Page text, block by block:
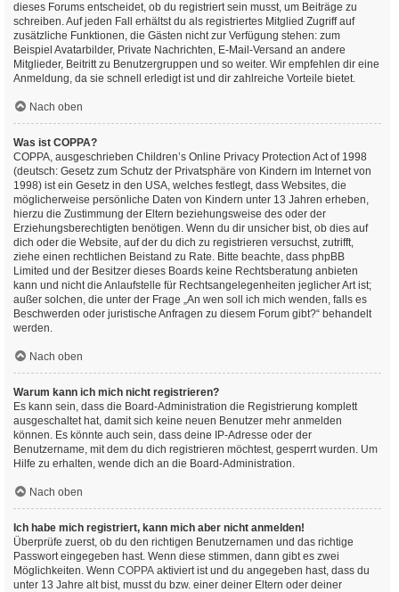
dieses Forums entscheidet, ob du registriert sein musst, um Beiträge zu
schreiben. Auf jeden Fall erhältst du als registriertes Mitglied Zugriff auf
zusätzliche Funktionen, die Gästen nicht zur Verfügung stehen: zum
Beispiel Avatarbilder, Private Nachrichten, E-Mail-Versand an andere
Mitglieder, Beitritt zu Benutzergruppen und so weiter. Wir empfehlen dir eine
Anmeldung, da sie schnell erledigt ist und dir zahlreiche Vorteile bietet.
Nach oben
Was ist COPPA?
COPPA, ausgeschrieben Children’s Online Privacy Protection Act of 1998
(deutsch: Gesetz zum Schutz der Privatsphäre von Kindern im Internet von
1998) ist ein Gesetz in den USA, welches festlegt, dass Websites, die
möglicherweise persönliche Daten von Kindern unter 13 Jahren erheben,
hierzu die Zustimmung der Eltern beziehungsweise des oder der
Erziehungsberechtigten benötigen. Wenn du dir unsicher bist, ob dies auf
dich oder die Website, auf der du dich zu registrieren versuchst, zutrifft,
ziehe einen rechtlichen Beistand zu Rate. Bitte beachte, dass phpBB
Limited und der Besitzer dieses Boards keine Rechtsberatung anbieten
kann und nicht die Anlaufstelle für Rechtsangelegenheiten jeglicher Art ist;
außer solchen, die unter der Frage „An wen soll ich mich wenden, falls es
Beschwerden oder juristische Anfragen zu diesem Forum gibt?“ behandelt
werden.
Nach oben
Warum kann ich mich nicht registrieren?
Es kann sein, dass die Board-Administration die Registrierung komplett
ausgeschaltet hat, damit sich keine neuen Benutzer mehr anmelden
können. Es könnte auch sein, dass deine IP-Adresse oder der
Benutzername, mit dem du dich registrieren möchtest, gesperrt wurden. Um
Hilfe zu erhalten, wende dich an die Board-Administration.
Nach oben
Ich habe mich registriert, kann mich aber nicht anmelden!
Überprüfe zuerst, ob du den richtigen Benutzernamen und das richtige
Passwort eingegeben hast. Wenn diese stimmen, dann gibt es zwei
Möglichkeiten. Wenn COPPA aktiviert ist und du angegeben hast, dass du
unter 13 Jahre alt bist, musst du bzw. einer deiner Eltern oder deiner